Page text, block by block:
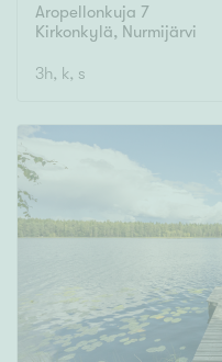
Aropellonkuja 7
Kirkonkylä, Nurmijärvi
3h, k, s